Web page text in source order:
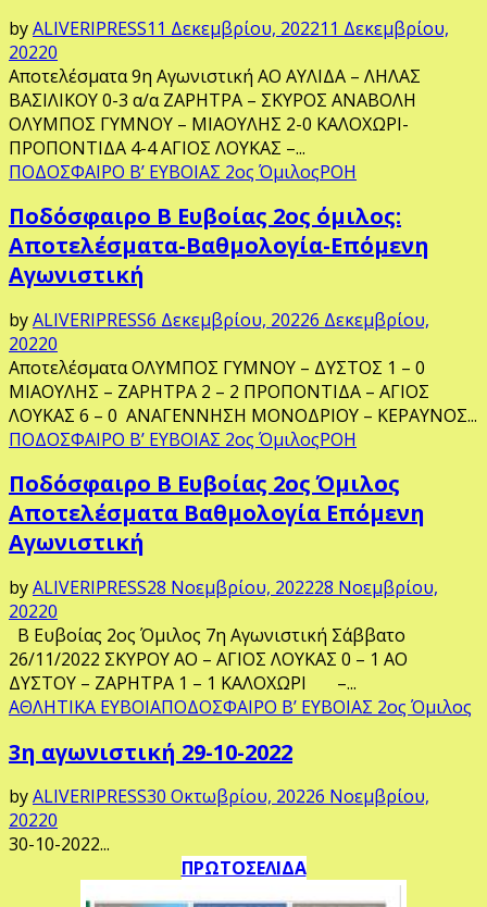
byALIVERIPRESS11 Δεκεμβρίου, 202211 Δεκεμβρίου,
20220
Αποτελέσματα 9η Αγωνιστική ΑΟ ΑΥΛΙΔΑ – ΛΗΛΑΣ
ΒΑΣΙΛΙΚΟΥ 0-3 α/α ΖΑΡΗΤΡΑ – ΣΚΥΡΟΣ ΑΝΑΒΟΛΗ
ΟΛΥΜΠΟΣ ΓΥΜΝΟΥ – ΜΙΑΟΥΛΗΣ 2-0 ΚΑΛΟΧΩΡΙ-
ΠΡΟΠΟΝΤΙΔΑ 4-4 ΑΓΙΟΣ ΛΟΥΚΑΣ –...
ΠΟΔΟΣΦΑΙΡΟ Β’ ΕΥΒΟΙΑΣ 2ος ΌμιλοςΡΟΗ
Ποδόσφαιρο Β Ευβοίας 2ος όμιλος:
Αποτελέσματα-Βαθμολογία-Επόμενη
Αγωνιστική
byALIVERIPRESS6 Δεκεμβρίου, 20226 Δεκεμβρίου,
20220
Αποτελέσματα ΟΛΥΜΠΟΣ ΓΥΜΝΟΥ – ΔΥΣΤΟΣ 1 – 0
ΜΙΑΟΥΛΗΣ – ΖΑΡΗΤΡΑ 2 – 2 ΠΡΟΠΟΝΤΙΔΑ – ΑΓΙΟΣ
ΛΟΥΚΑΣ 6 – 0 ΑΝΑΓΕΝΝΗΣΗ ΜΟΝΟΔΡΙΟΥ – ΚΕΡΑΥΝΟΣ...
ΠΟΔΟΣΦΑΙΡΟ Β’ ΕΥΒΟΙΑΣ 2ος ΌμιλοςΡΟΗ
Ποδόσφαιρο Β Ευβοίας 2ος Όμιλος
Αποτελέσματα Βαθμολογία Επόμενη
Αγωνιστική
byALIVERIPRESS28 Νοεμβρίου, 202228 Νοεμβρίου,
20220
Β Ευβοίας 2ος Όμιλος 7η Αγωνιστική Σάββατο
26/11/2022 ΣΚΥΡΟΥ ΑΟ – ΑΓΙΟΣ ΛΟΥΚΑΣ 0 – 1 ΑΟ
ΔΥΣΤΟΥ – ΖΑΡΗΤΡΑ 1 – 1 ΚΑΛΟΧΩΡΙ –...
ΑΘΛΗΤΙΚΑ ΕΥΒΟΙΑΠΟΔΟΣΦΑΙΡΟ Β’ ΕΥΒΟΙΑΣ 2ος Όμιλος
3η αγωνιστική 29-10-2022
byALIVERIPRESS30 Οκτωβρίου, 20226 Νοεμβρίου,
20220
30-10-2022...
ΠΡΩΤΟΣΕΛΙΔΑ